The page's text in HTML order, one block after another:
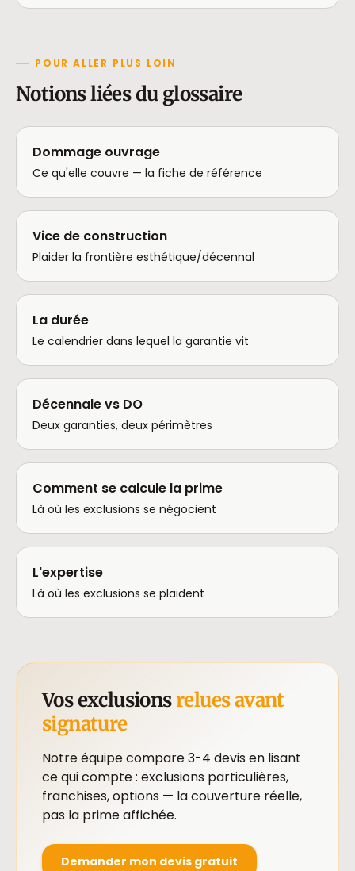
POUR ALLER PLUS LOIN
Notions liées du glossaire
Dommage ouvrage
Ce qu'elle couvre — la fiche de référence
Vice de construction
Plaider la frontière esthétique/décennal
La durée
Le calendrier dans lequel la garantie vit
Décennale vs DO
Deux garanties, deux périmètres
Comment se calcule la prime
Là où les exclusions se négocient
L'expertise
Là où les exclusions se plaident
Vos exclusionsrelues avant
signature
Notre équipe compare 3-4 devis en lisant
ce qui compte : exclusions particulières,
franchises, options — la couverture réelle,
pas la prime affichée.
Demander mon devis gratuit